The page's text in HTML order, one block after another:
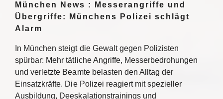
München News : Messerangriffe und
Übergriffe: Münchens Polizei schlägt
Alarm
In München steigt die Gewalt gegen Polizisten
spürbar: Mehr tätliche Angriffe, Messerbedrohungen
und verletzte Beamte belasten den Alltag der
Einsatzkräfte. Die Polizei reagiert mit spezieller
Ausbildung, Deeskalationstrainings und